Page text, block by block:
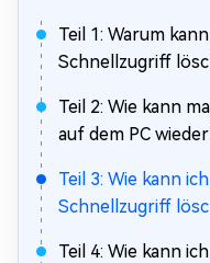
Teil 1: Warum
Schnellzugriff
Teil 2: Wie kann
auf dem PC
Teil 3: Wie kann
Schnellzugriff
Teil 4: Wie kann